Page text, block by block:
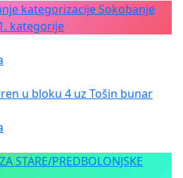
kategorizacije Sokobanje
kategorije
u bloku 4 uz Tošin bunar
STARE/PREDBOLONJSKE